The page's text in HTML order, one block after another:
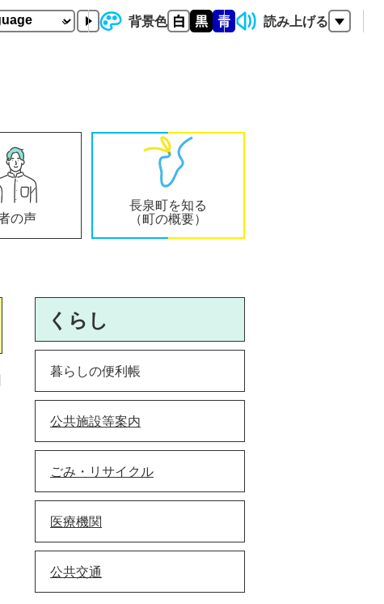
背景色 読み上げる
の声
長泉町を知る
（町の概要）
くらし
暮らしの便利帳
公共施設等案内
ごみ・リサイクル
医療機関
公共交通